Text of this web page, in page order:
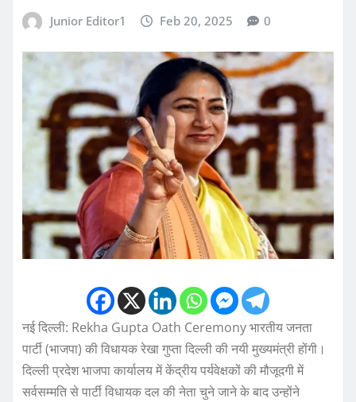
Junior Editor1 Feb 20, 2025 0
नई दिल्ली: Rekha Gupta Oath Ceremony भारतीय जनता
पार्टी (भाजपा) की विधायक रेखा गुप्ता दिल्ली की नयी मुख्यमंत्री होंगी।
दिल्ली प्रदेश भाजपा कार्यालय में केंद्रीय पर्यवेक्षकों की मौजूदगी में
सर्वसम्मति से पार्टी विधायक दल की नेता चुने जाने के बाद उन्होंने